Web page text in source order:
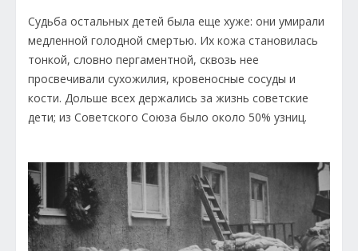
Судьба остальных детей была еще хуже: они умирали
медленной голодной смертью. Их кожа становилась
тонкой, словно пергаментной, сквозь нее
просвечивали сухожилия, кровеносные сосуды и
кости. Дольше всех держались за жизнь советские
дети; из Советского Союза было около 50% узниц.